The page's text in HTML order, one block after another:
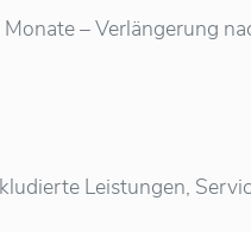
– Verlängerung
Leistungen,